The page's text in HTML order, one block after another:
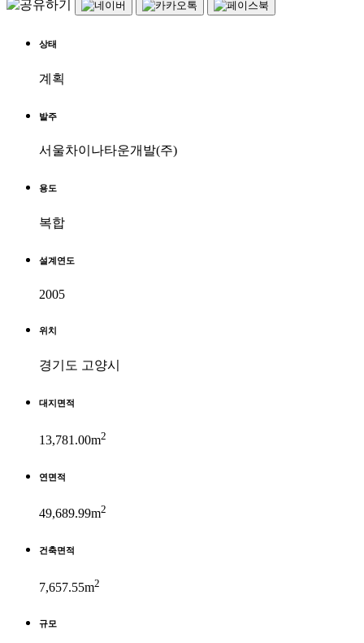
상태
계획
발주
서울차이나타운개발(주)
용도
복합
설계연도
2005
위치
경기도 고양시
대지면적
13,781.00m2
연면적
49,689.99m2
건축면적
7,657.55m2
규모